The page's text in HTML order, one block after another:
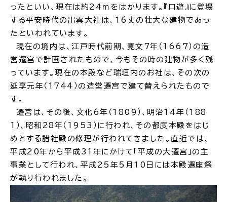
入園・入学 結婚・離婚
引っ越し 就職・転職・退職
高齢者・介護 病気・ケガ
ったといい、現在は約24ｍをはかります。『口遊』に登場
する平安時代の出雲大社は、16丈の壮大な建物であっ
たといわれています。
現在の境内は、江戸時代前期、寛文７年（1667）の造
営遷宮で計画されたもので、今もその時の建物が多く残
っています。現在の本殿など瑞垣内のお社は、その次の
延享元年（1744）の造営遷宮で建て替えられたもので
す。
遷宮は、その後、文化6年（1809）、明治14年（188
1）、昭和28年（1953）に行われ、その都度本殿をはじ
めとする諸社殿の修理が行われてきました。直近では、
平成20年から平成31年にかけて「平成の大遷宮」の主
事業として行われ、平成25年5月10日には本殿遷座祭
が執り行われました。